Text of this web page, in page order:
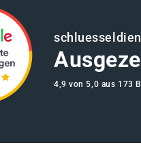
4,9 von 5,0 aus 173